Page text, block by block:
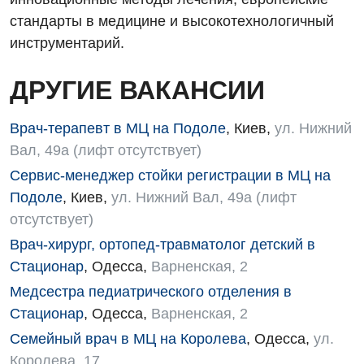
Акушерство и гинекология
Аллергология, иммунология
Андрология
Вакцинация
Гастроэнтерология
Гематология
Гинекологическое отделение
Дерматовенерология
Диетология
Дневной стационар
Терапевтическое отделение
Травматологическое отделение
Урологическое отделение
Эндоскопическое отделение
стандарты в медицине и высокотехнологичный
инструментарий.
ДРУГИЕ ВАКАНСИИ
Врач-терапевт в МЦ на Подоле, Киев, ул. Нижний
Вал, 49а (лифт отсутствует)
Сервис-менеджер стойки регистрации в МЦ на
Подоле, Киев, ул. Нижний Вал, 49а (лифт
отсутствует)
Врач-хирург, ортопед-травматолог детский в
Стационар, Одесса, Варненская, 2
Медсестра педиатрического отделения в
Стационар, Одесса, Варненская, 2
Семейный врач в МЦ на Королева, Одесса, ул.
Королева, 17